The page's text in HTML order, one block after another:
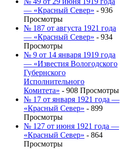
— «Красный Север» - 936
Просмотры
№ 187 от августа 1921 года
— «Красный Север» - 934
Просмотры
№ 9 от 14 января 1919 года
— «Известия Вологодского
Губернского
Исполнительного
Комитета» - 908 Просмотры
№ 17 от января 1921 года —
«Красный Север» - 899
Просмотры
№ 127 от июня 1921 года —
«Красный Север» - 864
Просмотры